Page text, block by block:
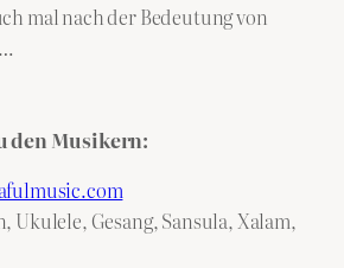
mal nach der Bedeutung von
den Musikern:
Ukulele, Gesang, Sansula, Xalam,